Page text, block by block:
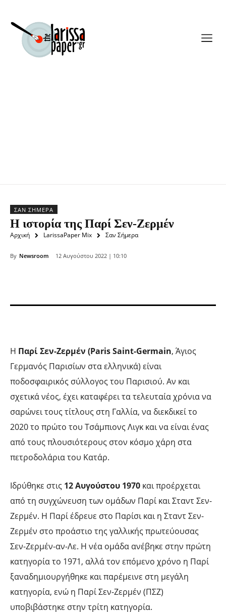
ΣΑΝ ΣΉΜΕΡΑ
Η ιστορία της Παρί Σεν-Ζερμέν
Αρχική LarissaPaper Mix Σαν Σήμερα
By Newsroom 12 Αυγούστου 2022 | 10:10
Η Παρί Σεν-Ζερμέν (Paris Saint-Germain, Άγιος
Γερμανός Παρισίων στα ελληνικά) είναι
ποδοσφαιρικός σύλλογος του Παρισιού. Αν και
σχετικά νέος, έχει καταφέρει τα τελευταία χρόνια να
σαρώνει τους τίτλους στη Γαλλία, να διεκδικεί το
2020 το πρώτο του Τσάμπιονς Λιγκ και να είναι ένας
από τους πλουσιότερους στον κόσμο χάρη στα
πετροδολάρια του Κατάρ.
Ιδρύθηκε στις 12 Αυγούστου 1970 και προέρχεται
από τη συγχώνευση των ομάδων Παρί και Σταντ Σεν-
Ζερμέν. Η Παρί έδρευε στο Παρίσι και η Σταντ Σεν-
Ζερμέν στο προάστιο της γαλλικής πρωτεύουσας
Σεν-Ζερμέν-αν-Λε. Η νέα ομάδα ανέβηκε στην πρώτη
κατηγορία το 1971, αλλά τον επόμενο χρόνο η Παρί
ξαναδημιουργήθηκε και παρέμεινε στη μεγάλη
κατηγορία, ενώ η Παρί Σεν-Ζερμέν (ΠΣΖ)
υποβιβάστηκε στην τρίτη κατηγορία.